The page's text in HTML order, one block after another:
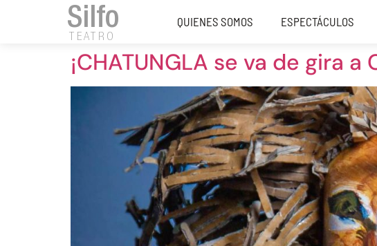
Silfo
TEATRO
QUIENES SOMOS ESPECTÁCULOS
¡CHATUNGLA se va de gira a